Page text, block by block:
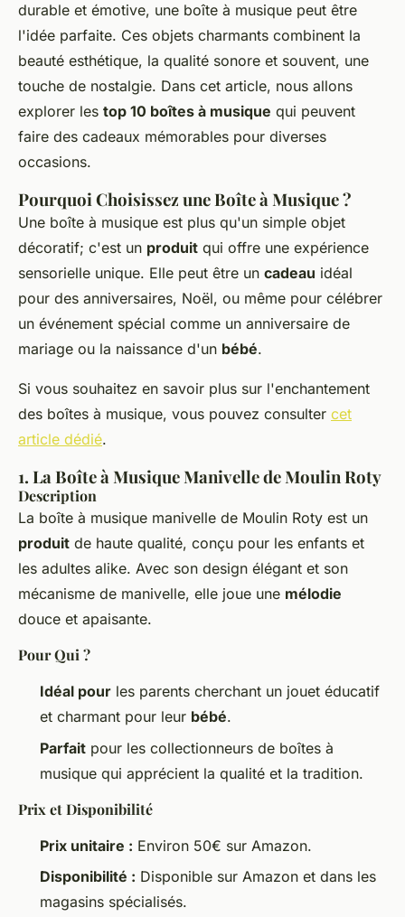
durable et émotive, une boîte à musique peut être
l'idée parfaite. Ces objets charmants combinent la
beauté esthétique, la qualité sonore et souvent, une
touche de nostalgie. Dans cet article, nous allons
explorer les top 10 boîtes à musique qui peuvent
faire des cadeaux mémorables pour diverses
occasions.
Pourquoi Choisissez une Boîte à Musique ?
Une boîte à musique est plus qu'un simple objet
décoratif; c'est un produit qui offre une expérience
sensorielle unique. Elle peut être un cadeau idéal
pour des anniversaires, Noël, ou même pour célébrer
un événement spécial comme un anniversaire de
mariage ou la naissance d'un bébé.
Si vous souhaitez en savoir plus sur l'enchantement
des boîtes à musique, vous pouvez consulter cet
article dédié.
1. La Boîte à Musique Manivelle de Moulin Roty
Description
La boîte à musique manivelle de Moulin Roty est un
produit de haute qualité, conçu pour les enfants et
les adultes alike. Avec son design élégant et son
mécanisme de manivelle, elle joue une mélodie
douce et apaisante.
Pour Qui ?
Idéal pour les parents cherchant un jouet éducatif
et charmant pour leur bébé.
Parfait pour les collectionneurs de boîtes à
musique qui apprécient la qualité et la tradition.
Prix et Disponibilité
Prix unitaire : Environ 50€ sur Amazon.
Disponibilité : Disponible sur Amazon et dans les
magasins spécialisés.